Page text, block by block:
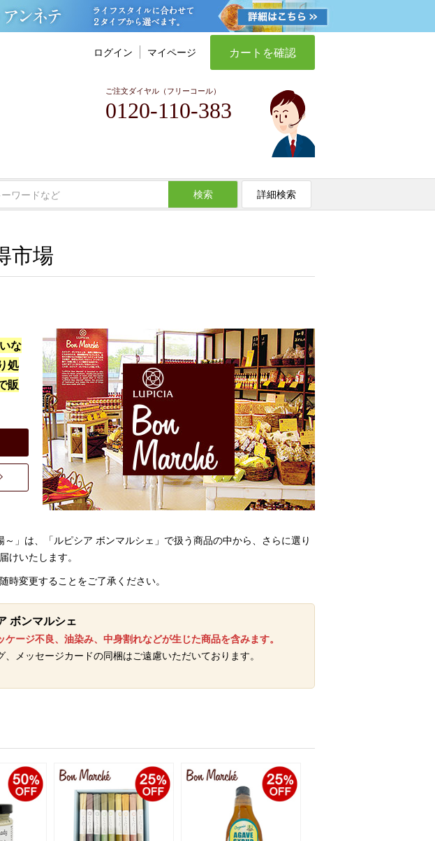
ログイン マイページ カートを確認
ご注文ダイヤル（フリーコール）
0120-110-383
検索 詳細検索
市場
な
処
販
」は、「ルピシア ボンマルシェ」で扱う商品の中から、さらに選り
けいたします。
変更することをご了承ください。
ボンマルシェ
ージ不良、油染み、中身割れなどが生じた商品を含みます。
メッセージカードの同梱はご遠慮いただいております。